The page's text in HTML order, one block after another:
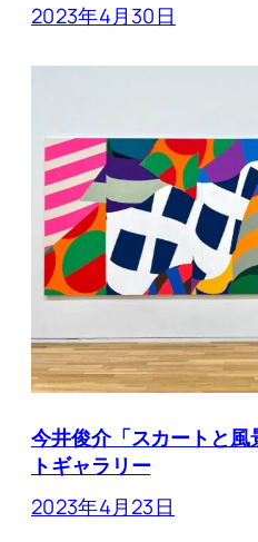
2023年4月30日
今井俊介「スカートと
トギャラリー
2023年4月23日